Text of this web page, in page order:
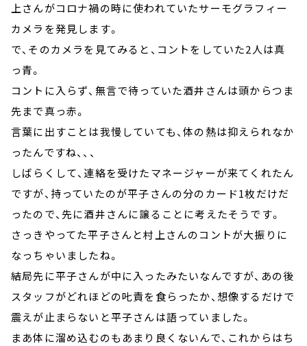
上さんがコロナ禍の時に使われていたサーモグラフィー
カメラを発見します。
で、そのカメラを見てみると、コントをしていた2人は真
っ青。
コントに入らず、無言で待っていた酒井さんは頭からつま
先まで真っ赤。
言葉に出すことは我慢していても、体の熱は抑えられなか
ったんですね、、、
しばらくして、連絡を受けたマネージャーが来てくれたん
ですが、持っていたのが平子さんの分のカード1枚だけだ
ったので、先に酒井さんに譲ることに考えたそうです。
さっきやってた平子さんと村上さんのコントが大振りに
なっちゃいましたね。
結局先に平子さんが中に入ったみたいなんですが、あの後
スタッフがどれほどの𠮟責を食らったか、想像するだけで
震えが止まらないと平子さんは語っていました。
まあ体に溜め込むのもあまり良くないんで、これからはち